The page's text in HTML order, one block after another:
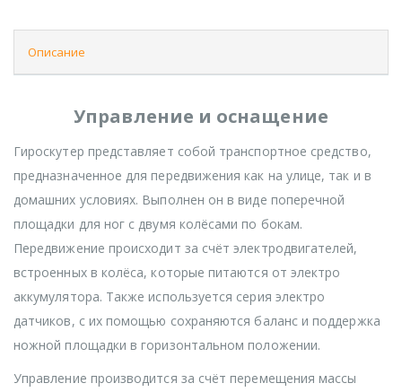
Описание
Управление и оснащение
Гироскутер представляет собой транспортное средство,
предназначенное для передвижения как на улице, так и в
домашних условиях. Выполнен он в виде поперечной
площадки для ног с двумя колёсами по бокам.
Передвижение происходит за счёт электродвигателей,
встроенных в колёса, которые питаются от электро
аккумулятора. Также используется серия электро
датчиков, с их помощью сохраняются баланс и поддержка
ножной площадки в горизонтальном положении.
Управление производится за счёт перемещения массы